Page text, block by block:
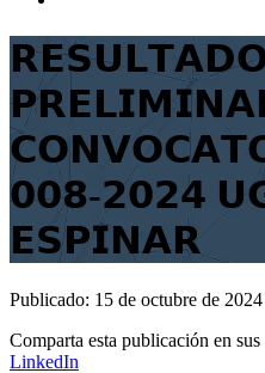
𝟬𝟬𝟴-𝟮𝟬𝟮𝟰
𝗘𝗦𝗣𝗜𝗡𝗔𝗥
Publicado: 15 de octubre de 2024
Comparta esta publicación en sus
LinkedIn